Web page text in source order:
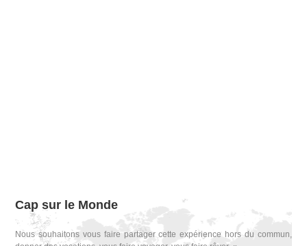
Cap sur le Monde
Nous souhaitons vous faire partager cette expérience hors du commun,